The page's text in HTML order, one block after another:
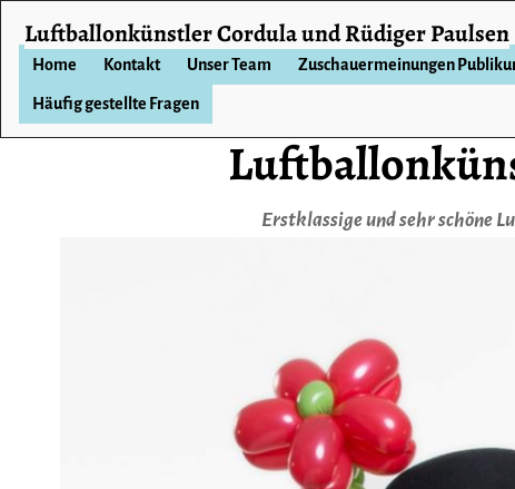
Erstklassige und sehr schöne
Luftballonkünstler Cordula und Rüdiger Paulsen
Home Kontakt Unser Team Zuschauermeinungen
Häufig gestellte Fragen